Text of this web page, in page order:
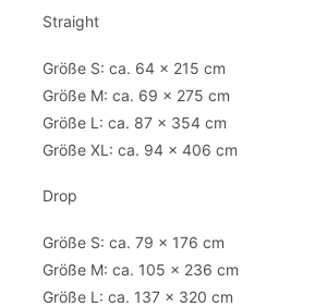
Straight
Größe S: ca. 64 x 215 cm
Größe M: ca. 69 x 275 cm
Größe L: ca. 87 x 354 cm
Größe XL: ca. 94 x 406 cm
Drop
Größe S: ca. 79 x 176 cm
Größe M: ca. 105 x 236 cm
Größe L: ca. 137 x 320 cm